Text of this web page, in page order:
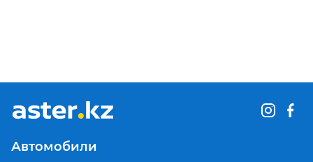
Автомобили